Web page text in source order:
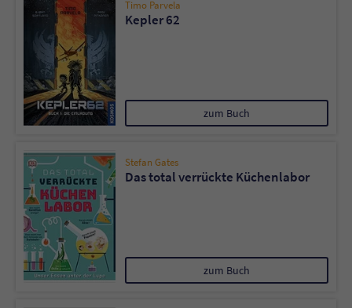
Timo Parvela
Kepler 62
zum Buch
Stefan Gates
Das total verrückte Küchenlabor
zum Buch